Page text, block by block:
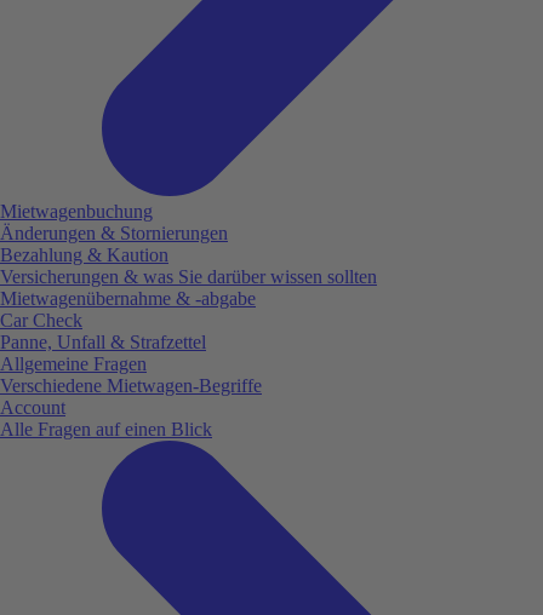
Mietwagenbuchung
Änderungen & Stornierungen
Bezahlung & Kaution
Versicherungen & was Sie darüber wissen sollten
Mietwagenübernahme & -abgabe
Car Check
Panne, Unfall & Strafzettel
Allgemeine Fragen
Verschiedene Mietwagen-Begriffe
Account
Alle Fragen auf einen Blick